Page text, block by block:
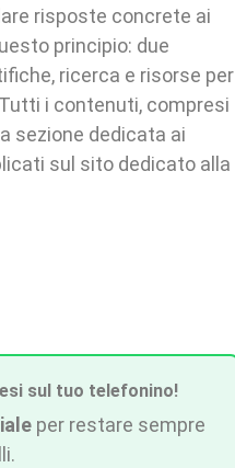
risposte concrete ai
principio: due
ricerca e risorse per
i contenuti, compresi
sezione dedicata ai
sul sito dedicato alla
sul tuo telefonino!
per restare sempre